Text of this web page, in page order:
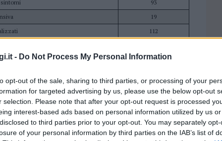
- Do Not Process My Personal Information
opt-out of the sale, sharing to third parties, or processing of your
for targeted advertising by us, please use the below opt-out
selection. Please note that after your opt-out request is processed
interest-based ads based on personal information utilized by us
to third parties prior to your opt-out. You may separately
of your personal information by third parties on the IAB’s list of
93
19
112
496
conferma ISS)
13
21
3.801